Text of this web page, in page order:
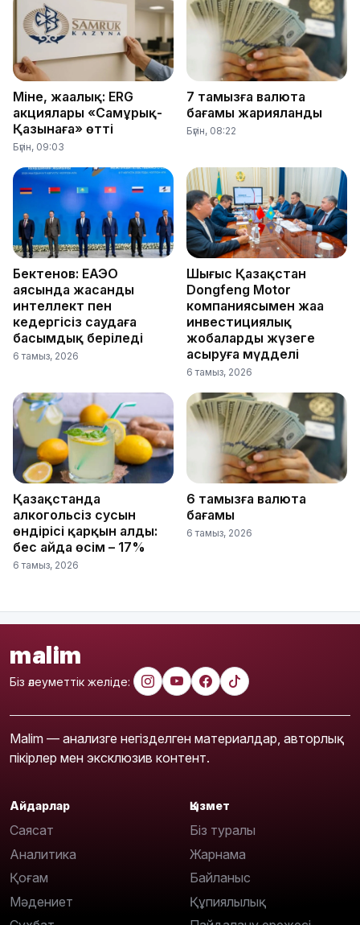
Міне, жаңалық: ERG
акциялары «Самұрық-
Қазынаға» өтті
Бүгін, 09:03
7 тамызға валюта
бағамы жарияланды
Бүгін, 08:22
Бектенов: ЕАЭО
аясында жасанды
интеллект пен
кедергісіз саудаға
басымдық беріледі
6 тамыз, 2026
Шығыс Қазақстан
Dongfeng Motor
компаниясымен жаңа
инвестициялық
жобаларды жүзеге
асыруға мүдделі
6 тамыз, 2026
Қазақстанда
алкогольсіз сусын
өндірісі қарқын алды:
бес айда өсім – 17%
6 тамыз, 2026
6 тамызға валюта
бағамы
6 тамыз, 2026
malim
Біз әлеуметтік желіде:
Malim — анализге негізделген материалдар, авторлық
пікірлер мен эксклюзив контент.
Айдарлар
Саясат
Аналитика
Қоғам
Мәдениет
Қызмет
Біз туралы
Жарнама
Байланыс
Құпиялылық